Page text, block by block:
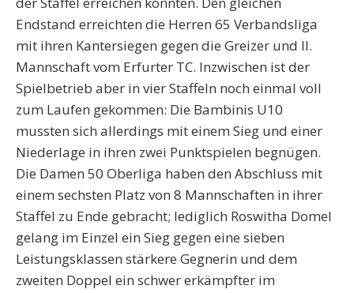
Endstand erreichten die Herren 65 Verbandsliga
mit ihren Kantersiegen gegen die Greizer und II.
Mannschaft vom Erfurter TC. Inzwischen ist der
Spielbetrieb aber in vier Staffeln noch einmal voll
zum Laufen gekommen: Die Bambinis U10
mussten sich allerdings mit einem Sieg und einer
Niederlage in ihren zwei Punktspielen begnügen.
Die Damen 50 Oberliga haben den Abschluss mit
einem sechsten Platz von 8 Mannschaften in ihrer
Staffel zu Ende gebracht; lediglich Roswitha Domel
gelang im Einzel ein Sieg gegen eine sieben
Leistungsklassen stärkere Gegnerin und dem
zweiten Doppel ein schwer erkämpfter im